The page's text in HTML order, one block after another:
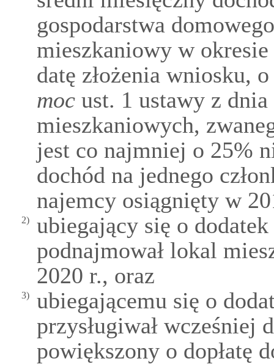
gospodarstwa
mieszkaniowy w
datę złożenia wniosku,
moc ust. 1 ustawy z
mieszkaniowych,
jest co najmniej o 25%
dochód na jednego
najemcy osiągnięty w
2)
ubiegający się o
podnajmował lokal
2020 r., oraz
3)
ubiegającemu się o
przysługiwał wcześniej
powiększony o dopłatę